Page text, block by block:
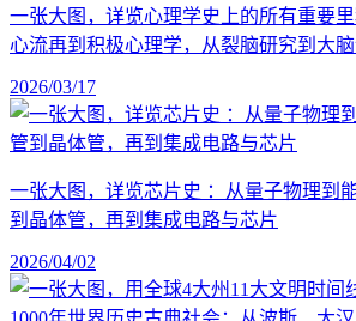
一张大图，详览心理学史上的所有重要
心流再到积极心理学，从裂脑研究到大脑
2026/03/17
一张大图，详览芯片史 ：从量子物理到
到晶体管，再到集成电路与芯片
2026/04/02